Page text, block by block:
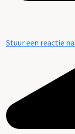
Stuur een reactie